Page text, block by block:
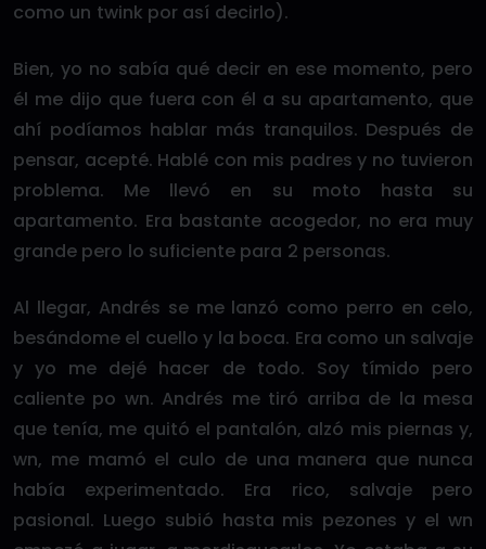
como un twink por así decirlo).
Bien, yo no sabía qué decir en ese momento, pero
él me dijo que fuera con él a su apartamento, que
ahí podíamos hablar más tranquilos. Después de
pensar, acepté. Hablé con mis padres y no tuvieron
problema. Me llevó en su moto hasta su
apartamento. Era bastante acogedor, no era muy
grande pero lo suficiente para 2 personas.
Al llegar, Andrés se me lanzó como perro en celo,
besándome el cuello y la boca. Era como un salvaje
y yo me dejé hacer de todo. Soy tímido pero
caliente po wn. Andrés me tiró arriba de la mesa
que tenía, me quitó el pantalón, alzó mis piernas y,
wn, me mamó el culo de una manera que nunca
había experimentado. Era rico, salvaje pero
pasional. Luego subió hasta mis pezones y el wn